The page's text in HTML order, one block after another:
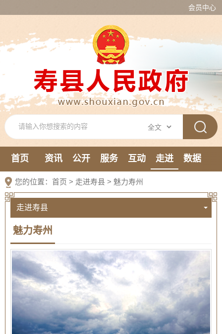
会员中心
首页 资讯 公开 服务 互动 走进
数据
您的位置： 首页 > 走进寿县 > 魅力寿州
走进寿县
魅力寿州